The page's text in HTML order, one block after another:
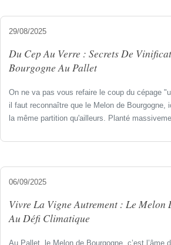
29/08/2025
Du Cep Au Verre : Secrets De
Bourgogne Au Pallet
On ne va pas vous refaire le coup du cépage
il faut reconnaître que le Melon de Bourgogne,
la même partition qu'ailleurs. Planté
06/09/2025
Vivre La Vigne Autrement : Le Melon
Au Défi Climatique
Au Pallet, le Melon de Bourgogne, c’est l’âme